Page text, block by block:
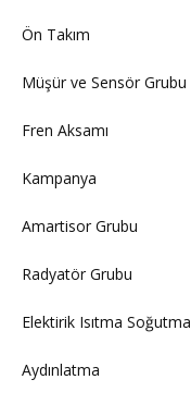
Ön Takım
Müşür ve Sensör Grubu
Fren Aksamı
Kampanya
Amartisor Grubu
Radyatör Grubu
Elektirik Isıtma Soğutma
Aydınlatma